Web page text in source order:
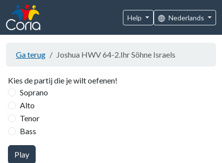
Help Nederlands
Ga terug Joshua HWV 64-2.Ihr Söhne Israels
Kies de partij die je wilt oefenen!
Soprano
Alto
Tenor
Bass
Play